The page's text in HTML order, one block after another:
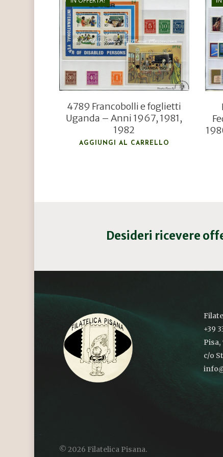
€17,00
€11,50
4789 Francobolli e foglietti
Uganda – Anni 1967, 1981,
1982
AGGIUNGI AL CARRELLO
Desideri ricevere
+39
Pisa,
c/o
© 2026 Filatelica Pisana.